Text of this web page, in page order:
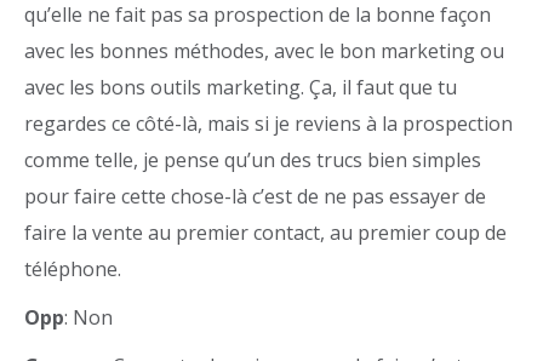
qu’elle ne fait pas sa prospection de la bonne façon
avec les bonnes méthodes, avec le bon marketing ou
avec les bons outils marketing. Ça, il faut que tu
regardes ce côté-là, mais si je reviens à la prospection
comme telle, je pense qu’un des trucs bien simples
pour faire cette chose-là c’est de ne pas essayer de
faire la vente au premier contact, au premier coup de
téléphone.
Opp: Non